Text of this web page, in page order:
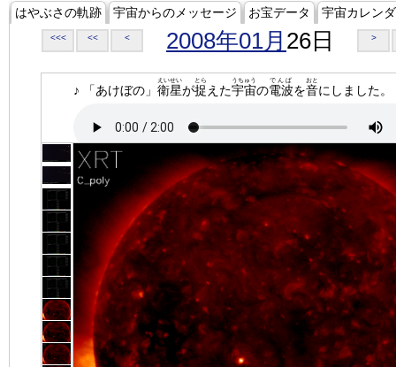
はやぶさの軌跡 宇宙からのメッセージ お宝データ 宇宙カレン
<<< << < 2008年01月 26日 >
♪ 「あけぼの」 衛星
えいせい
が捉
とら
えた宇宙
うちゅう
の電波
でんぱ
を音
おと
にしました。